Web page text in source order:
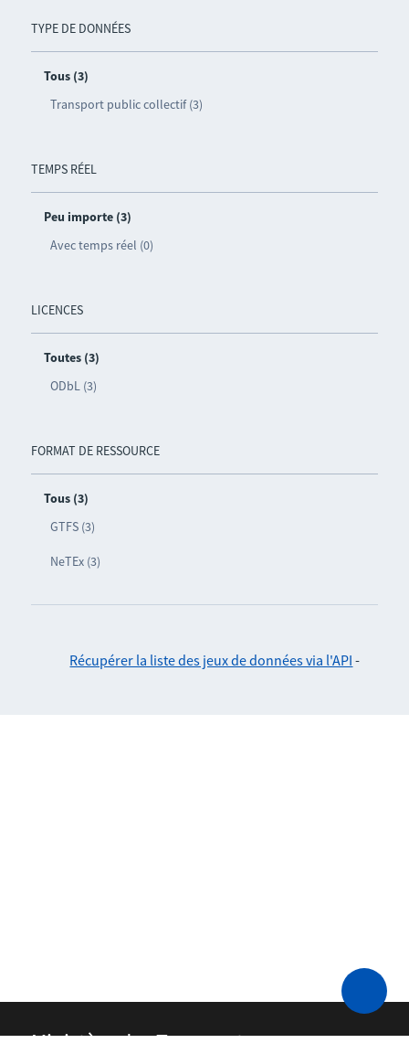
TYPE DE DONNÉES
Tous (3)
Transport public collectif (3)
TEMPS RÉEL
Peu importe (3)
Avec temps réel (0)
LICENCES
Toutes (3)
ODbL (3)
FORMAT DE RESSOURCE
Tous (3)
GTFS (3)
NeTEx (3)
Récupérer la liste des jeux de données via l'API -
Ministère des Transports